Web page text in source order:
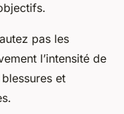
pas les
l’intensité de
et